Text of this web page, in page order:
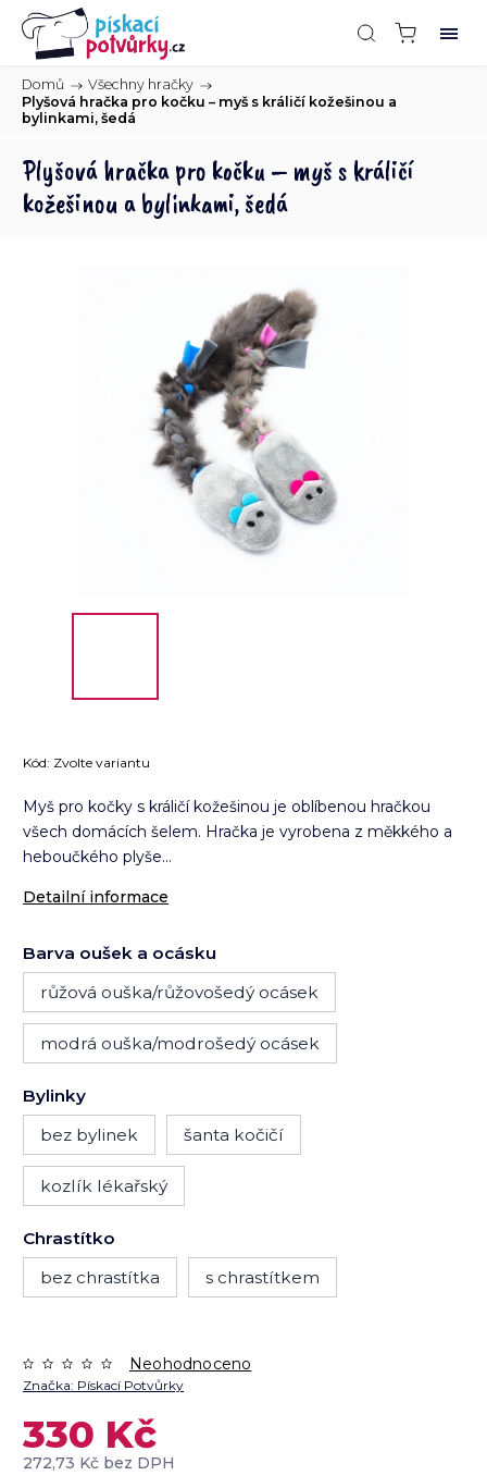
Domů / Všechny hračky /
Plyšová hračka pro kočku – myš s králičí kožešinou a
bylinkami, šedá
Plyšová hračka pro kočku – myš s králičí
kožešinou a bylinkami, šedá
Kód: Zvolte variantu
Myš pro kočky s králičí kožešinou je oblíbenou hračkou
všech domácích šelem. Hračka je vyrobena z měkkého a
heboučkého plyše...
Detailní informace
Barva oušek a ocásku
růžová ouška/růžovošedý ocásek
modrá ouška/modrošedý ocásek
Bylinky
bez bylinek
šanta kočičí
kozlík lékařský
Chrastítko
bez chrastítka
s chrastítkem
Značka: Pískací Potvůrky
Neohodnoceno
330 Kč
272,73 Kč bez DPH